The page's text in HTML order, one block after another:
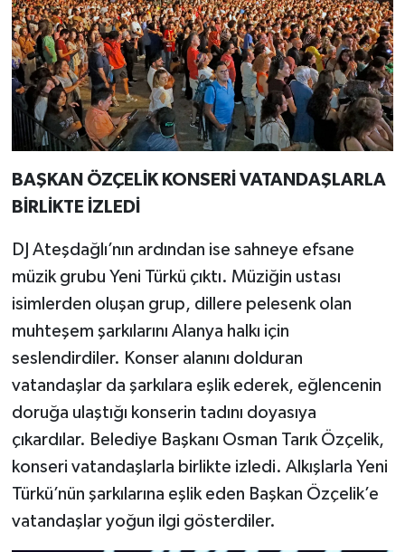
BAŞKAN ÖZÇELİK KONSERİ VATANDAŞLARLA
BİRLİKTE İZLEDİ
DJ Ateşdağlı’nın ardından ise sahneye efsane
müzik grubu Yeni Türkü çıktı. Müziğin ustası
isimlerden oluşan grup, dillere pelesenk olan
muhteşem şarkılarını Alanya halkı için
seslendirdiler. Konser alanını dolduran
vatandaşlar da şarkılara eşlik ederek, eğlencenin
doruğa ulaştığı konserin tadını doyasıya
çıkardılar. Belediye Başkanı Osman Tarık Özçelik,
konseri vatandaşlarla birlikte izledi. Alkışlarla Yeni
Türkü’nün şarkılarına eşlik eden Başkan Özçelik’e
vatandaşlar yoğun ilgi gösterdiler.